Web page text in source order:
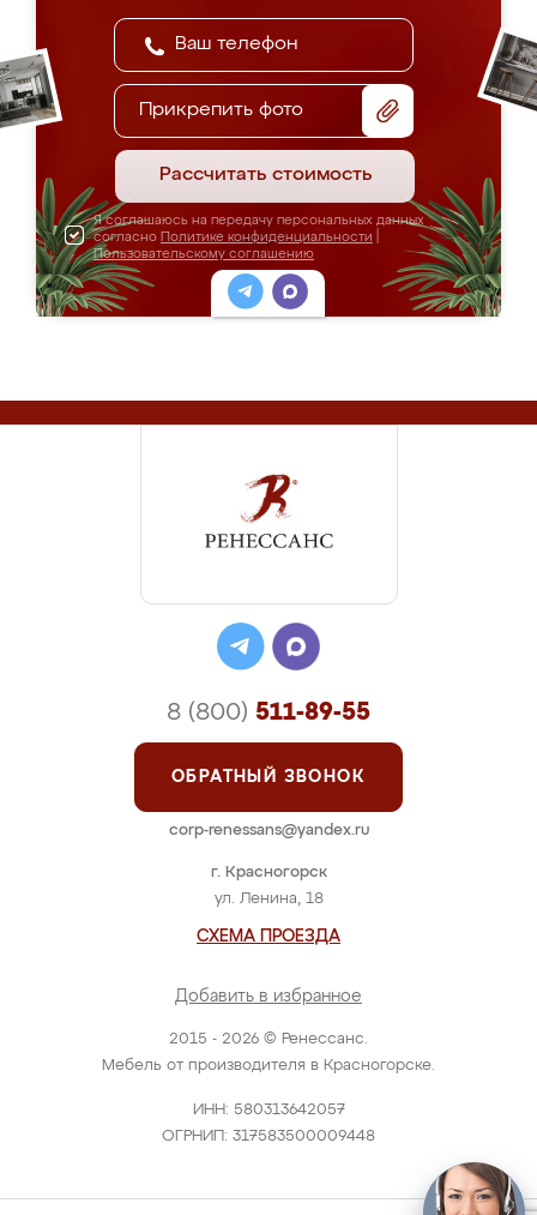
Прикрепить фото
Рассчитать стоимость
Я соглашаюсь на передачу персональных данных
согласно Политике конфиденциальности
Пользовательскому соглашению
2015 - 2026 © Ренессанс.
Мебель от производителя в Красногорске.
ИНН: 580313642057
ОГРНИП: 317583500009448
г. Красногорск
ул. Ленина, 18
СХЕМА ПРОЕЗДА
Добавить в избранное
8 (800) 511-89-55
ОБРАТНЫЙ ЗВОНОК
corp-renessans@yandex.ru